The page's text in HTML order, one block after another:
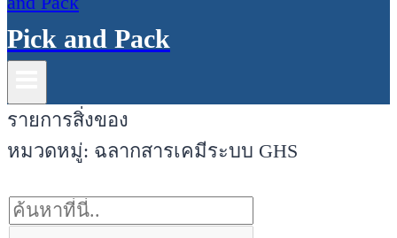
Pick and Pack
รายการสิ่งของ
หมวดหมู่: ฉลากสารเคมีระบบ GHS